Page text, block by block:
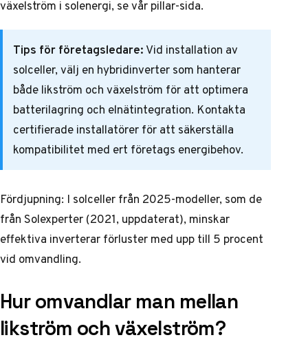
växelström i solenergi, se vår pillar-sida.
Tips för företagsledare:Vid installation av
solceller, välj en hybridinverter som hanterar
både likström och växelström för att optimera
batterilagring och elnätintegration. Kontakta
certifierade installatörer för att säkerställa
kompatibilitet med ert företags energibehov.
Fördjupning: I solceller från 2025-modeller, som de
från Solexperter (2021, uppdaterat), minskar
effektiva inverterar förluster med upp till 5 procent
vid omvandling.
Hur omvandlar man mellan
likström och växelström?